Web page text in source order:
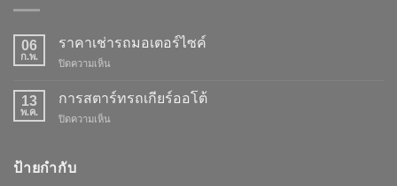
06
ก.พ.
ราคาเช่ารถมอเตอร์ไซค์
ปิดความเห็น
เช่า
13
พ.ค.
การสตาร์ทรถเกียร์ออโต้
ปิดความเห็น
ป้ายกำกับ